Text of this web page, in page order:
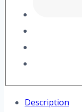
Description